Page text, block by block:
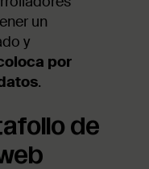
un
y
por
.
de